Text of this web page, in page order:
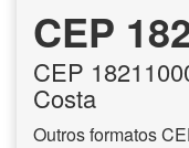
CEP
CEP
Costa
Outros formatos